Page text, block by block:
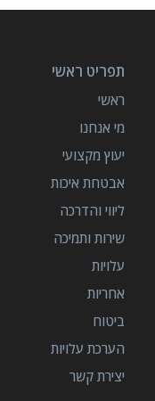
תפריט ראשי
ראשי
מי אנחנו
יעוץ מקצועי
אבטחת איכות
ליווי והדרכה
שירות ותמיכה
עלויות
אחריות
ביטוח
הערכת עלויות
יצירת קשר